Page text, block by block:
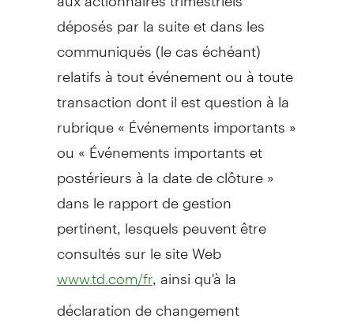
déposés par la suite et dans les
communiqués (le cas échéant)
relatifs à tout événement ou à toute
transaction dont il est question à la
rubrique « Événements importants »
ou « Événements importants et
postérieurs à la date de clôture »
dans le rapport de gestion
pertinent, lesquels peuvent être
consultés sur le site Web
www.td.com/fr, ainsi qu'à la
déclaration de changement